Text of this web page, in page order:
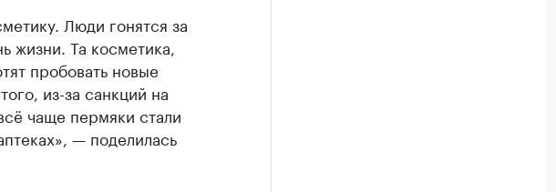
Люди гонятся за
жизни. Та косметика,
пробовать новые
из-за санкций на
чаще пермяки стали
— поделилась